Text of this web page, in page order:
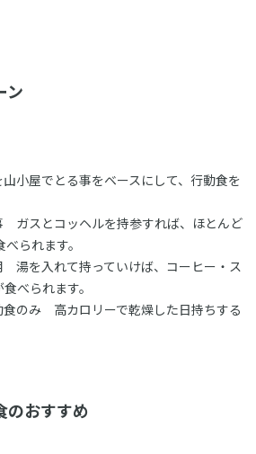
ン
小屋でとる事をベースにして、行動食を
ガスとコッヘルを持参すれば、ほとんど
られます。
湯を入れて持っていけば、コーヒー・ス
べられます。
食のみ 高カロリーで乾燥した日持ちする
のおすすめ